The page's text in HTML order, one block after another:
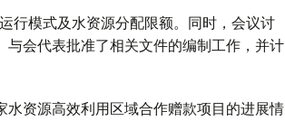
行模式及水资源分配限额。同时，会议讨
会代表批准了相关文件的编制工作，并计
资源高效利用区域合作赠款项目的进展情